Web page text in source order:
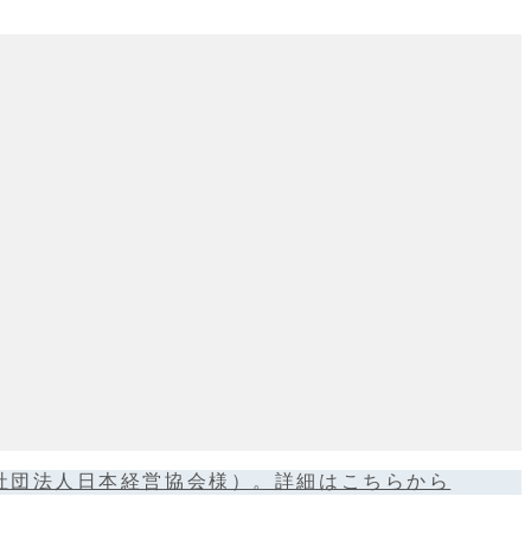
法人日本経営協会様）。詳細はこちらから